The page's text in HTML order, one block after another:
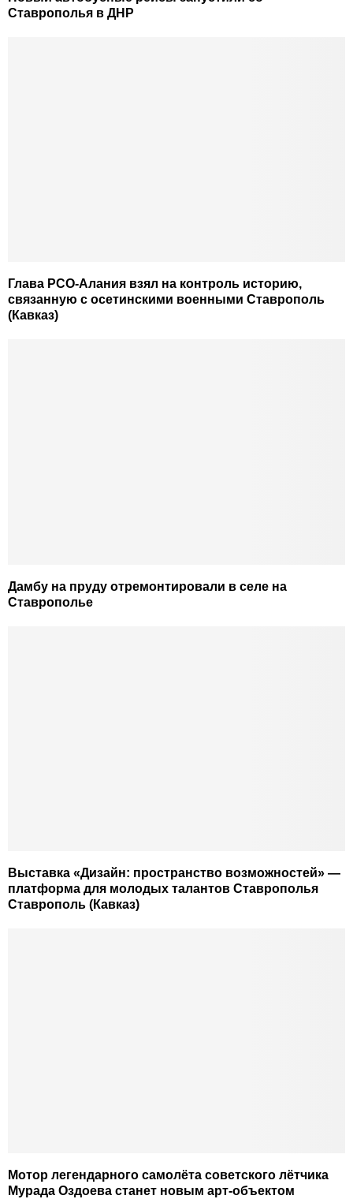
Ставрополья в ДНР
Глава РСО-Алания взял на контроль историю,
связанную с осетинскими военными Ставрополь
(Кавказ)
Дамбу на пруду отремонтировали в селе на
Ставрополье
Выставка «Дизайн: пространство возможностей» —
платформа для молодых талантов Ставрополья
Ставрополь (Кавказ)
Мотор легендарного самолёта советского лётчика
Мурада Оздоева станет новым арт-объектом